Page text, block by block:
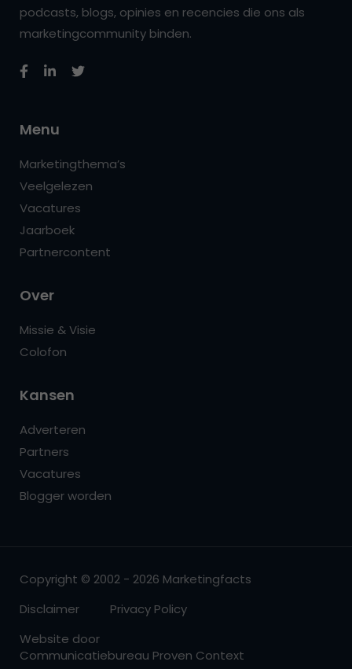
podcasts, blogs, opinies en recencies die ons als
marketingcommunity binden.
Menu
Marketingthema’s
Veelgelezen
Vacatures
Jaarboek
Partnercontent
Over
Missie & Visie
Colofon
Kansen
Adverteren
Partners
Vacatures
Blogger worden
Copyright © 2002 - 2026 Marketingfacts
Disclaimer
Privacy Policy
Website door
Communicatiebureau Proven Context